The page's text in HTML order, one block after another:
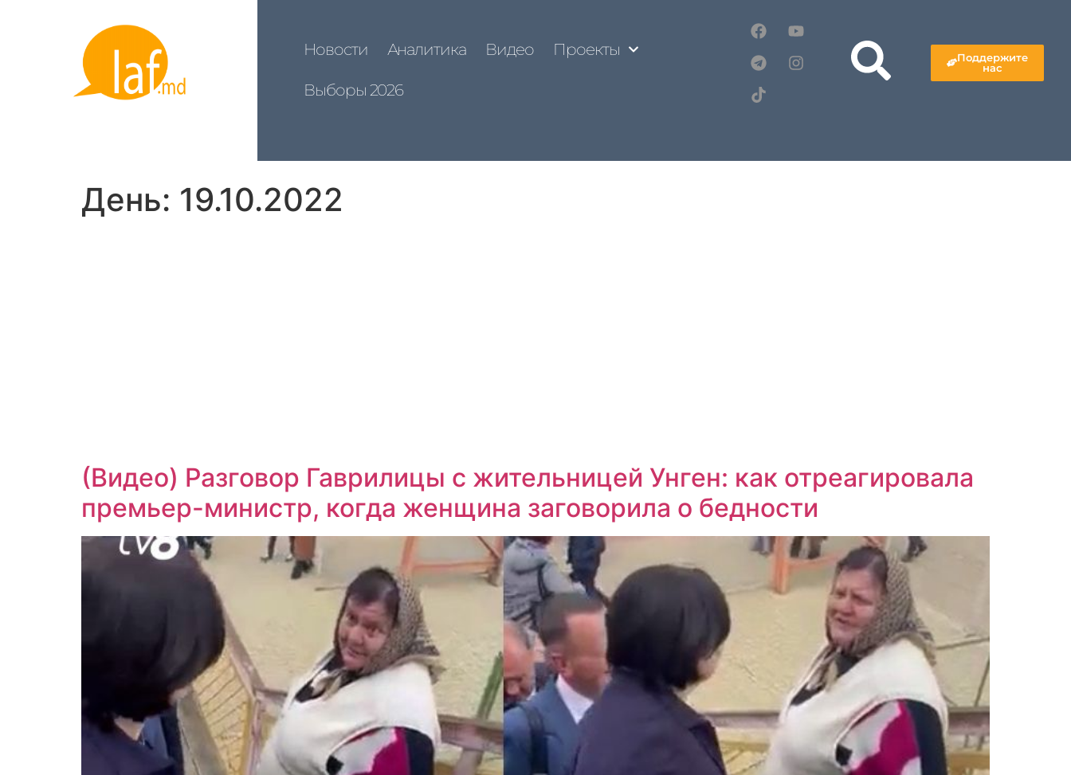
Новости Аналитика Видео Проекты
Выборы 2026
Поддержите
нас
День: 19.10.2022
(Видео) Разговор Гаврилицы с жительницей Унген: как отреагировала
премьер-министр, когда женщина заговорила о бедности